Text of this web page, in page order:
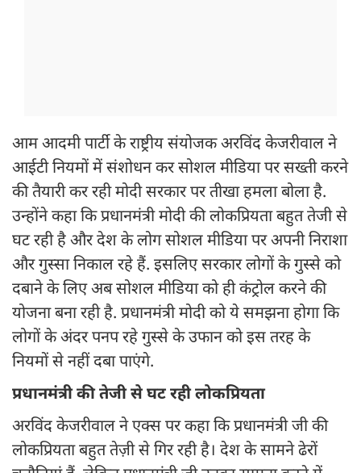
आम आदमी पार्टी के राष्ट्रीय संयोजक अरविंद केजरीवाल ने
आईटी नियमों में संशोधन कर सोशल मीडिया पर सख्ती करने
की तैयारी कर रही मोदी सरकार पर तीखा हमला बोला है.
उन्होंने कहा कि प्रधानमंत्री मोदी की लोकप्रियता बहुत तेजी से
घट रही है और देश के लोग सोशल मीडिया पर अपनी निराशा
और गुस्सा निकाल रहे हैं. इसलिए सरकार लोगों के गुस्से को
दबाने के लिए अब सोशल मीडिया को ही कंट्रोल करने की
योजना बना रही है. प्रधानमंत्री मोदी को ये समझना होगा कि
लोगों के अंदर पनप रहे गुस्से के उफान को इस तरह के
नियमों से नहीं दबा पाएंगे.
प्रधानमंत्री की तेजी से घट रही लोकप्रियता
अरविंद केजरीवाल ने एक्स पर कहा कि प्रधानमंत्री जी की
लोकप्रियता बहुत तेज़ी से गिर रही है। देश के सामने ढेरों